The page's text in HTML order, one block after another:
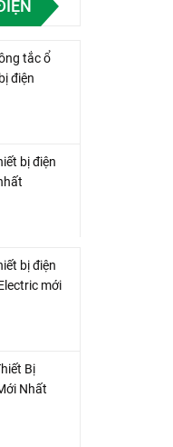
tắc ổ
điện
bị điện
bị điện
mới
Bị
Nhất